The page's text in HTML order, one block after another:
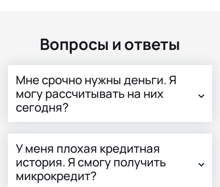
Вопросы и ответы
Мне срочно нужны деньги. Я
могу рассчитывать на них
сегодня?
У меня плохая кредитная
история. Я смогу получить
микрокредит?